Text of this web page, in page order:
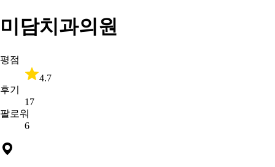
미담치과의원
평점
4.7
후기
17
팔로워
6